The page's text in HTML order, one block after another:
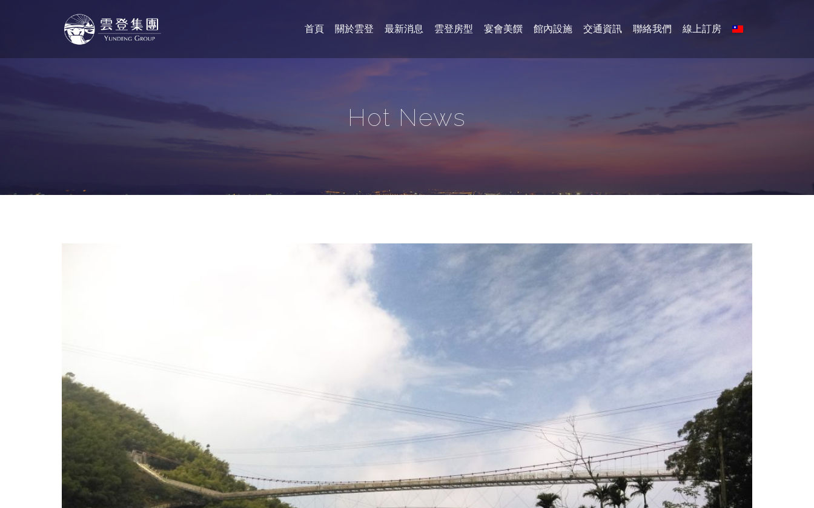
首頁 關於雲登 最新消息 雲登房型 宴會美饌 館內設施 交通資訊 聯絡我們 線上訂房
Hot News